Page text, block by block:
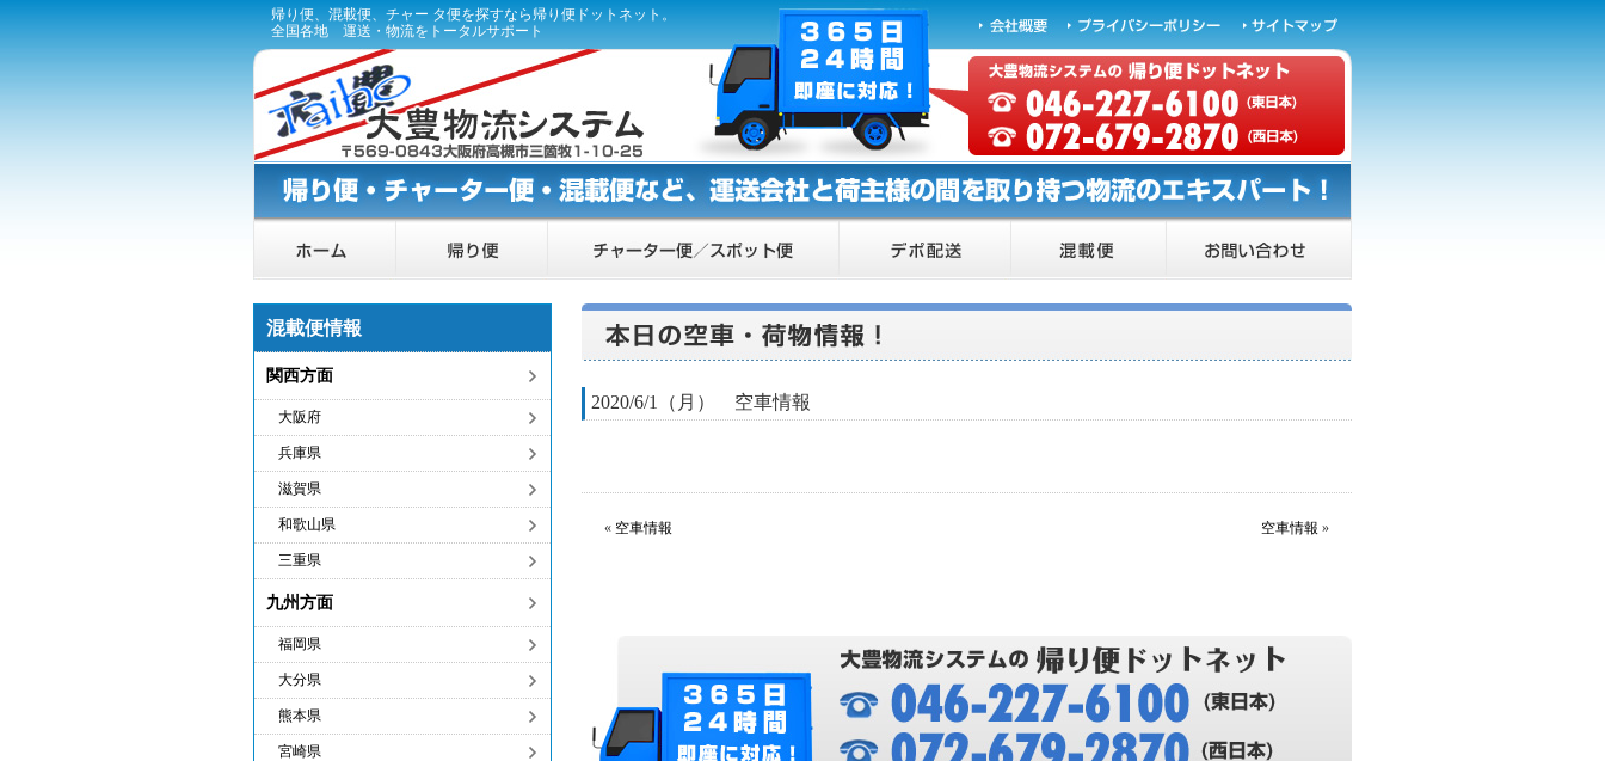
帰り便、混載便、チャー タ便を探すなら帰り便ドットネット。
全国各地 運送・物流をトータルサポート
2020/6/1（月） 空車情報
« 空車情報 空車情報 »
混載便情報
関西方面
大阪府
兵庫県
滋賀県
和歌山県
三重県
九州方面
福岡県
大分県
熊本県
宮崎県